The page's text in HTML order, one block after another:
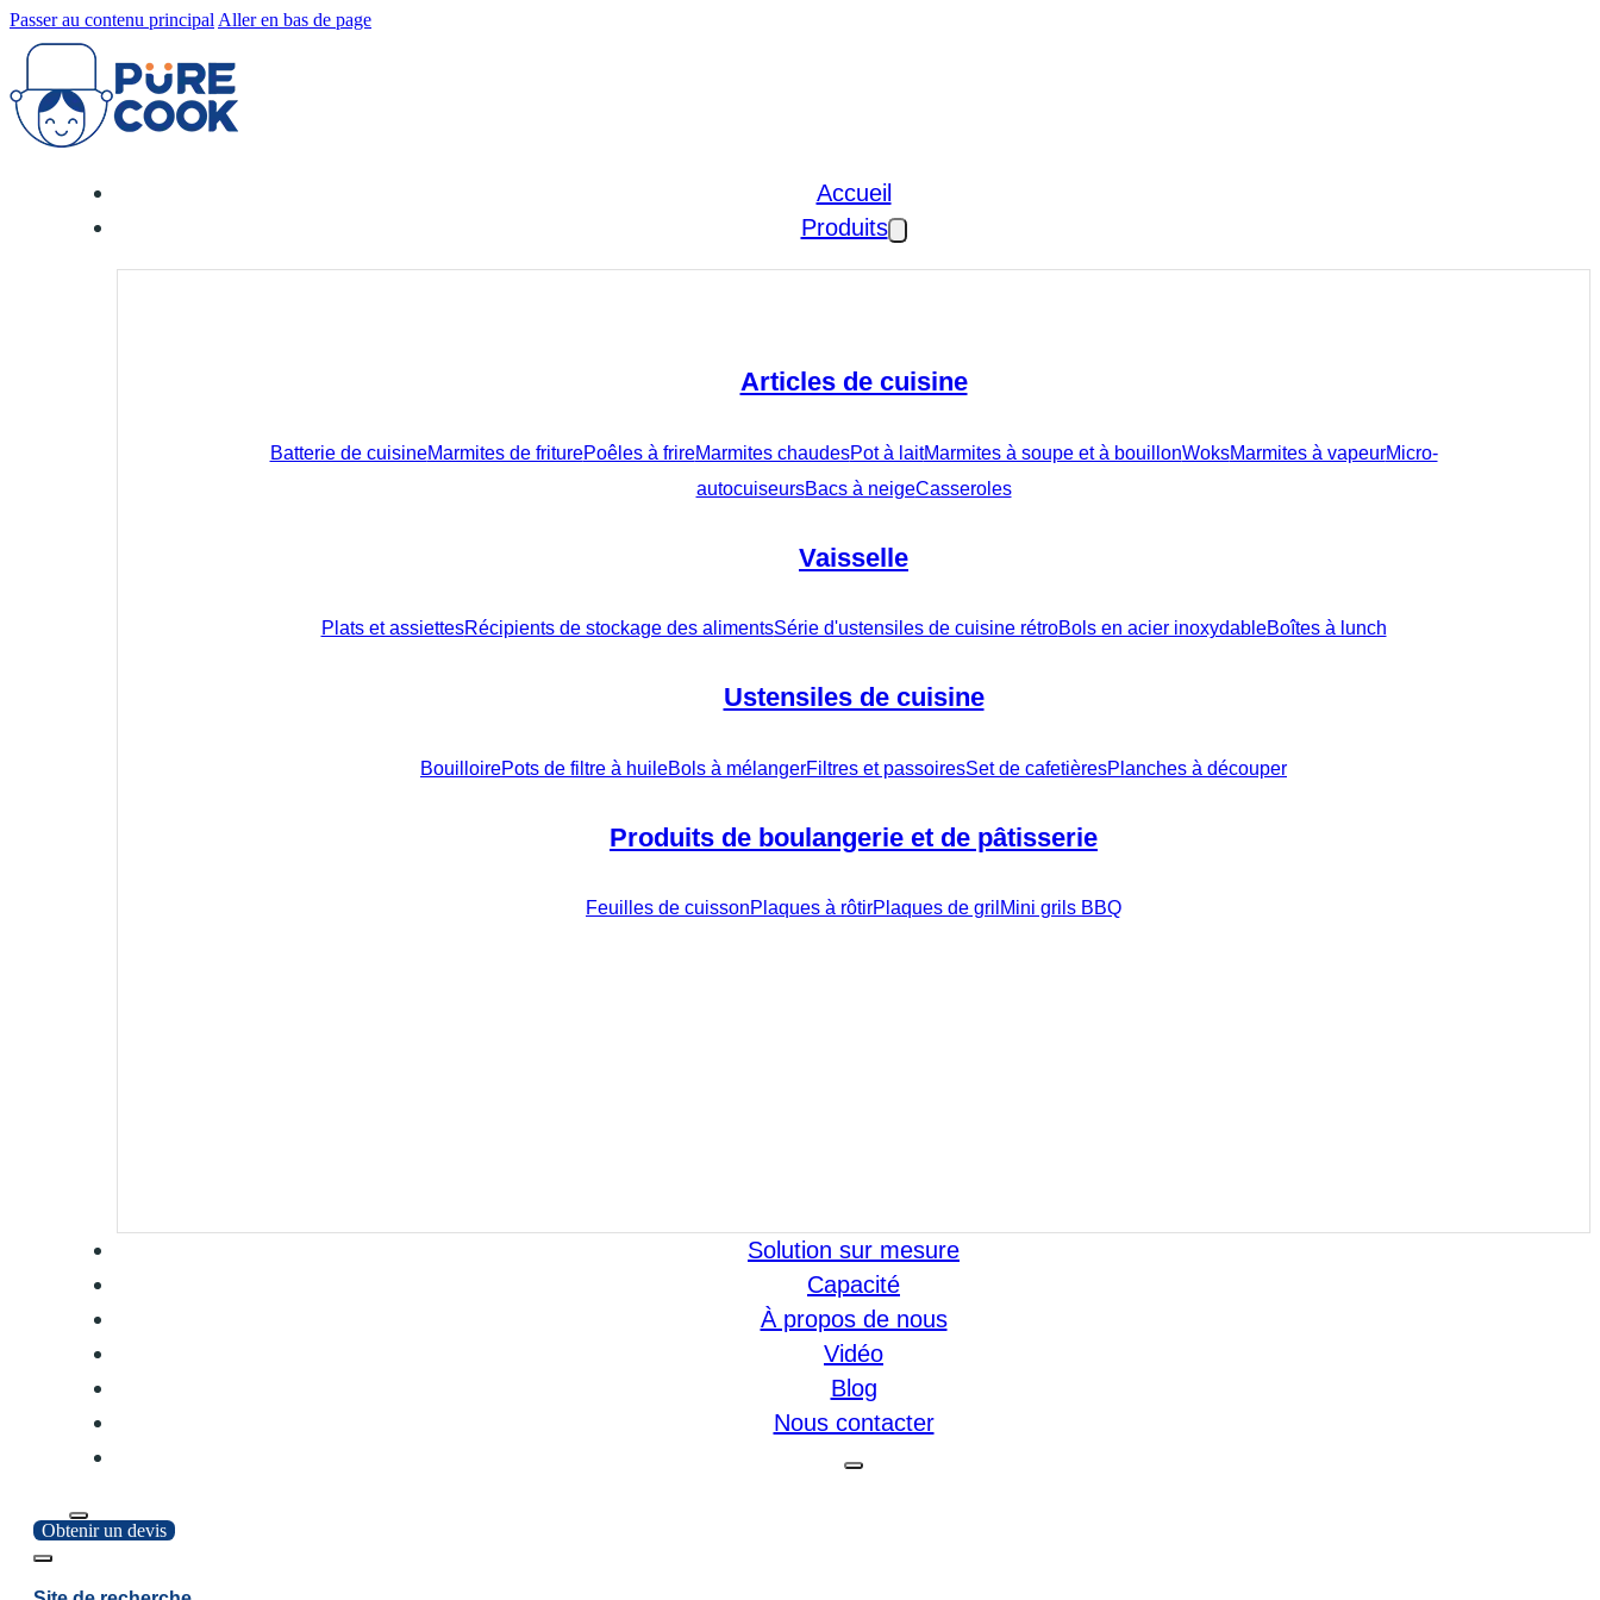
Passer au contenu principal Aller en bas de page
Accueil
Produits
Articles de cuisine
Batterie de cuisineMarmites de friturePoêles à frireMarmites chaudesPot à laitMarmites à soupe et à bouillonWoksMarmites à vapeurMicro-
autocuiseursBacs à neigeCasseroles
Vaisselle
Plats et assiettesRécipients de stockage des alimentsSérie d'ustensiles de cuisine rétroBols en acier inoxydableBoîtes à lunch
Ustensiles de cuisine
BouilloirePots de filtre à huileBols à mélangerFiltres et passoiresSet de cafetièresPlanches à découper
Produits de boulangerie et de pâtisserie
Feuilles de cuissonPlaques à rôtirPlaques de gril Mini grils BBQ
Solution sur mesure
Capacité
À propos de nous
Vidéo
Blog
Nous contacter
Obtenir un devis